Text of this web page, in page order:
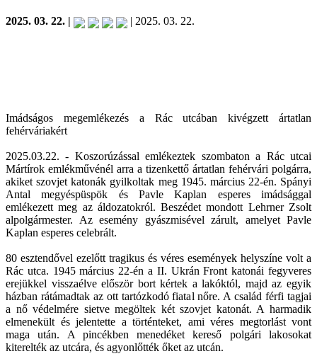
2025. 03. 22. | | 2025. 03. 22.
Imádságos megemlékezés a Rác utcában kivégzett ártatlan
fehérváriakért
2025.03.22. - Koszorúzással emlékeztek szombaton a Rác utcai
Mártírok emlékművénél arra a tizenkettő ártatlan fehérvári polgárra,
akiket szovjet katonák gyilkoltak meg 1945. március 22-én. Spányi
Antal megyéspüspök és Pavle Kaplan esperes imádsággal
emlékezett meg az áldozatokról. Beszédet mondott Lehrner Zsolt
alpolgármester. Az esemény gyászmisével zárult, amelyet Pavle
Kaplan esperes celebrált.
80 esztendővel ezelőtt tragikus és véres események helyszíne volt a
Rác utca. 1945 március 22-én a II. Ukrán Front katonái fegyveres
erejükkel visszaélve először bort kértek a lakóktól, majd az egyik
házban rátámadtak az ott tartózkodó fiatal nőre. A család férfi tagjai
a nő védelmére sietve megöltek két szovjet katonát. A harmadik
elmenekült és jelentette a történteket, ami véres megtorlást vont
maga után. A pincékben menedéket kereső polgári lakosokat
kiterelték az utcára, és agyonlőtték őket az utcán.